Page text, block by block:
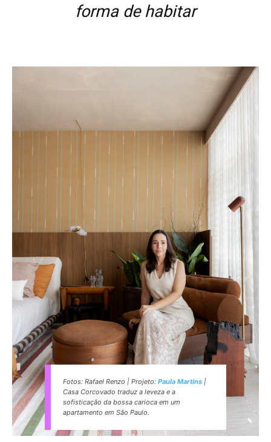
forma de habitar
Fotos: Rafael Renzo | Projeto: Paula Martins |
Casa Corcovado traduz a leveza e a
sofisticação da bossa carioca em um
apartamento em São Paulo.